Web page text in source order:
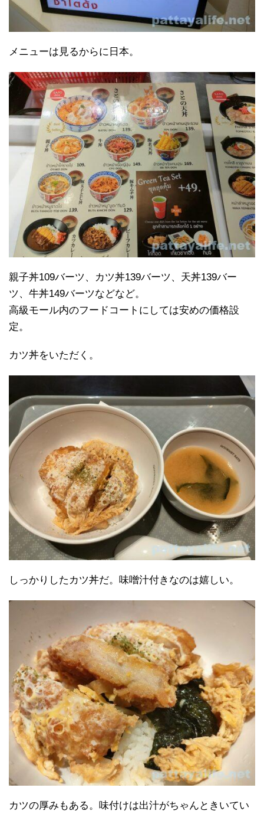
メニューは見るからに日本。
親子丼109バーツ、カツ丼139バーツ、天丼139バー
ツ、牛丼149バーツなどなど。
高級モール内のフードコートにしては安めの価格設
定。
カツ丼をいただく。
しっかりしたカツ丼だ。味噌汁付きなのは嬉しい。
カツの厚みもある。味付けは出汁がちゃんときいてい